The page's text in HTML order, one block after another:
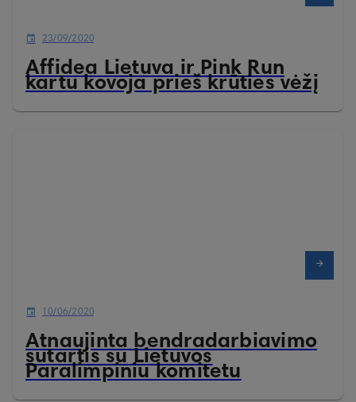
23/09/2020
Affidea Lietuva ir Pink Run
kartu kovoja prieš krūties vėžį
10/06/2020
Atnaujinta bendradarbiavimo
sutartis su Lietuvos
Paralimpiniu komitetu